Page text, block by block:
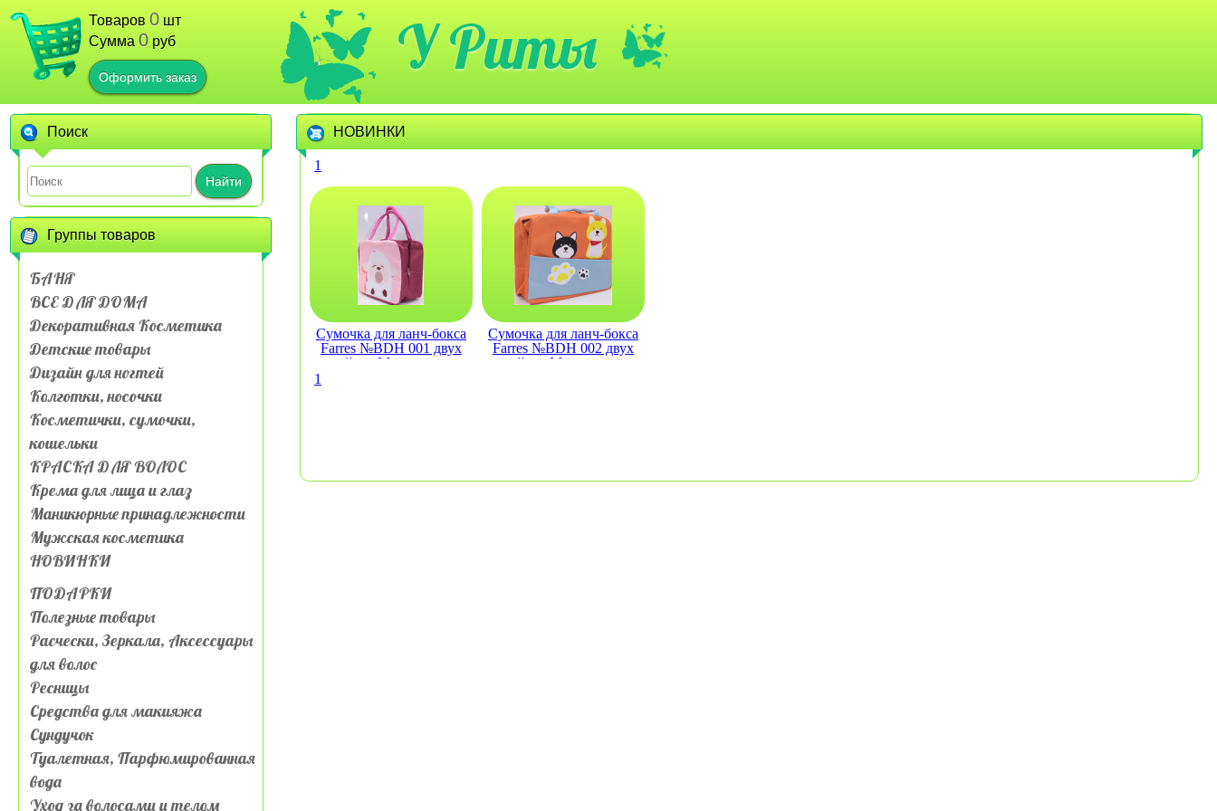
Товаров 0 шт
Сумма 0 руб
Оформить заказ У Риты
Поиск
Найти
Группы товаров
БАНЯ
ВСЕ ДЛЯ ДОМА
Декоративная Косметика
Детские товары
Дизайн для ногтей
Колготки, носочки
Косметички, сумочки,
кошельки
КРАСКА ДЛЯ ВОЛОС
Крема для лица и глаз
Маникюрные принадлежности
Мужская косметика
НОВИНКИ
ПОДАРКИ
Полезные товары
Расчески, Зеркала, Аксессуары
для волос
Ресницы
Средства для макияжа
Сундучок
Туалетная, Парфюмированная
вода
Уход за волосами и телом
НОВИНКИ
1
Сумочка для ланч-бокса
Farres №BDH 001 двух
слойная Мультяшные
Сумочка для ланч-бокса
Farres №BDH 002 двух
слойная Мультяшные
1